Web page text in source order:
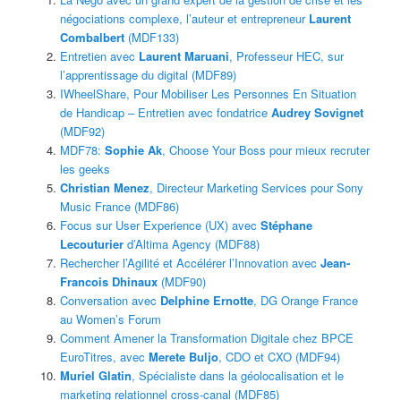
négociations complexe, l’auteur et entrepreneur Laurent
Combalbert(MDF133)
Entretien avec Laurent Maruani, Professeur HEC, sur
l’apprentissage du digital (MDF89)
IWheelShare, Pour Mobiliser Les Personnes En Situation
de Handicap – Entretien avec fondatrice Audrey Sovignet
(MDF92)
MDF78: Sophie Ak, Choose Your Boss pour mieux recruter
les geeks
Christian Menez, Directeur Marketing Services pour Sony
Music France (MDF86)
Focus sur User Experience (UX) avec Stéphane
Lecouturierd’Altima Agency (MDF88)
Rechercher l’Agilité et Accélérer l’Innovation avec Jean-
Francois Dhinaux(MDF90)
Conversation avec Delphine Ernotte, DG Orange France
au Women’s Forum
Comment Amener la Transformation Digitale chez BPCE
EuroTitres, avec Merete Buljo, CDO et CXO (MDF94)
Muriel Glatin, Spécialiste dans la géolocalisation et le
marketing relationnel cross-canal (MDF85)